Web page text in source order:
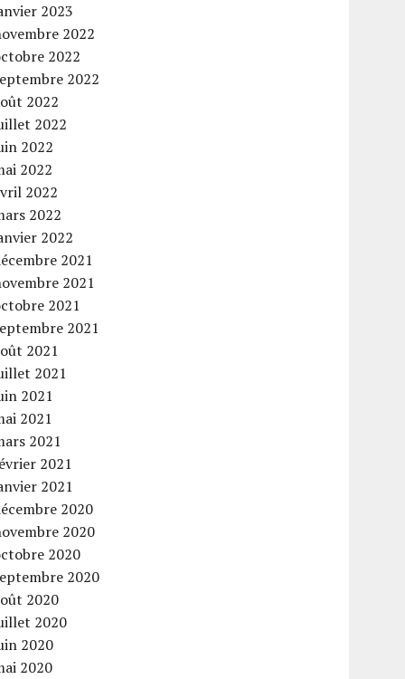
2023
2022
2022
2022
2022
2022
2022
2022
2022
2022
2022
2021
2021
2021
2021
2021
2021
2021
2021
2021
2021
2021
2020
2020
2020
2020
2020
2020
2020
2020